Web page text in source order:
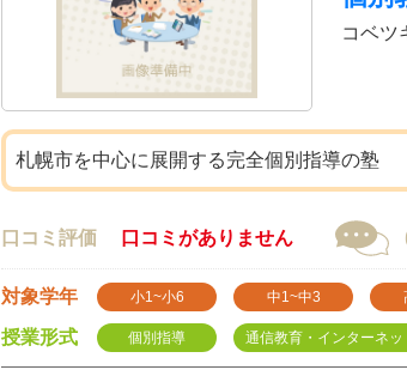
コベツ
札幌市を中心に展開する完全個別指導の塾
口コミ評価 口コミがありません
対象学年 小1~小6 中1~中3
授業形式 個別指導 通信教育・インターネッ